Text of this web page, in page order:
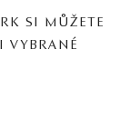
SI MŮŽETE
VYBRANÉ